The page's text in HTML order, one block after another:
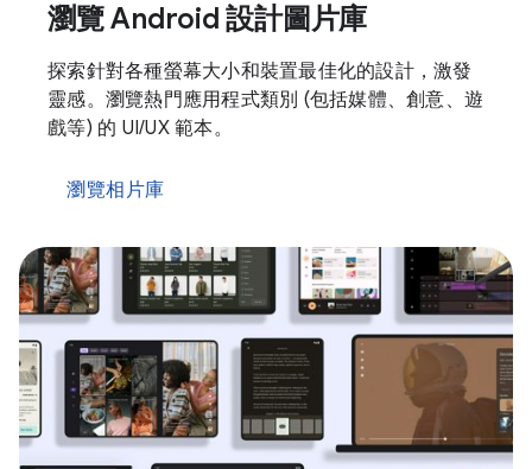
瀏覽 Android 設計圖片庫
探索針對各種螢幕大小和裝置最佳化的設計，激發
靈感。瀏覽熱門應用程式類別 (包括媒體、創意、遊
戲等) 的 UI/UX 範本。
瀏覽相片庫